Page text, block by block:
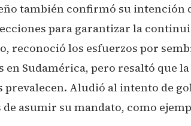
también confirmó su intención
para garantizar la
reconoció los esfuerzos por
en Sudamérica, pero resaltó que
Aludió al intento de
asumir su mandato, como